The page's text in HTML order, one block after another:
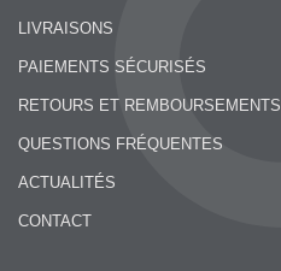
LIVRAISONS
PAIEMENTS SÉCURISÉS
RETOURS ET REMBOURSEMENTS
QUESTIONS FRÉQUENTES
ACTUALITÉS
CONTACT